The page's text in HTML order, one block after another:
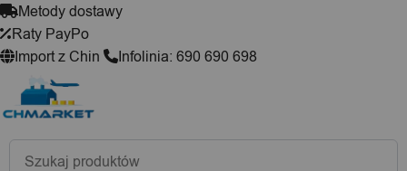
Metody dostawy
Raty PayPo
Import z Chin
Infolinia: 690 690 698
Wyszukiwarka
produktów